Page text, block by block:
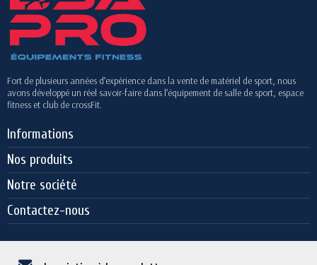
Fort de plusieurs années d’expérience dans la vente de matériel de sport, nous
avons développé un réel savoir-faire dans l’équipement de salle de sport, espace
fitness et club de crossFit.
Informations
Nos produits
Notre société
Contactez-nous